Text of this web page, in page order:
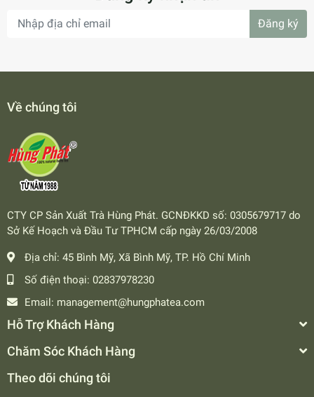
Đăng ký
Về chúng tôi
CTY CP Sản Xuất Trà Hùng Phát. GCNĐKKD số: 0305679717 do
Sở Kế Hoạch và Đầu Tư TPHCM cấp ngày 26/03/2008
Địa chỉ: 45 Bình Mỹ, Xã Bình Mỹ, TP. Hồ Chí Minh
Số điện thoại: 02837978230
Email: management@hungphatea.com
Hỗ Trợ Khách Hàng
Chăm Sóc Khách Hàng
Theo dõi chúng tôi